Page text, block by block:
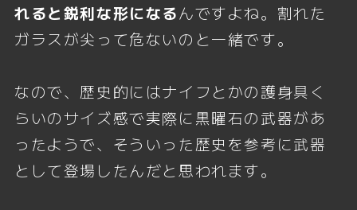
れると鋭利な形になるんですよね。割れた
ガラスが尖って危ないのと一緒です。
なので、歴史的にはナイフとかの護身具く
らいのサイズ感で実際に黒曜石の武器があ
ったようで、そういった歴史を参考に武器
として登場したんだと思われます。